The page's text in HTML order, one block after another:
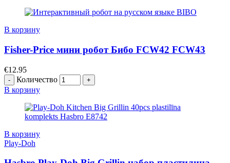
В корзину
Fisher-Price мини робот Бибо FCW42 FCW43
€12.95
Количество
В корзину
В корзину
Play-Doh